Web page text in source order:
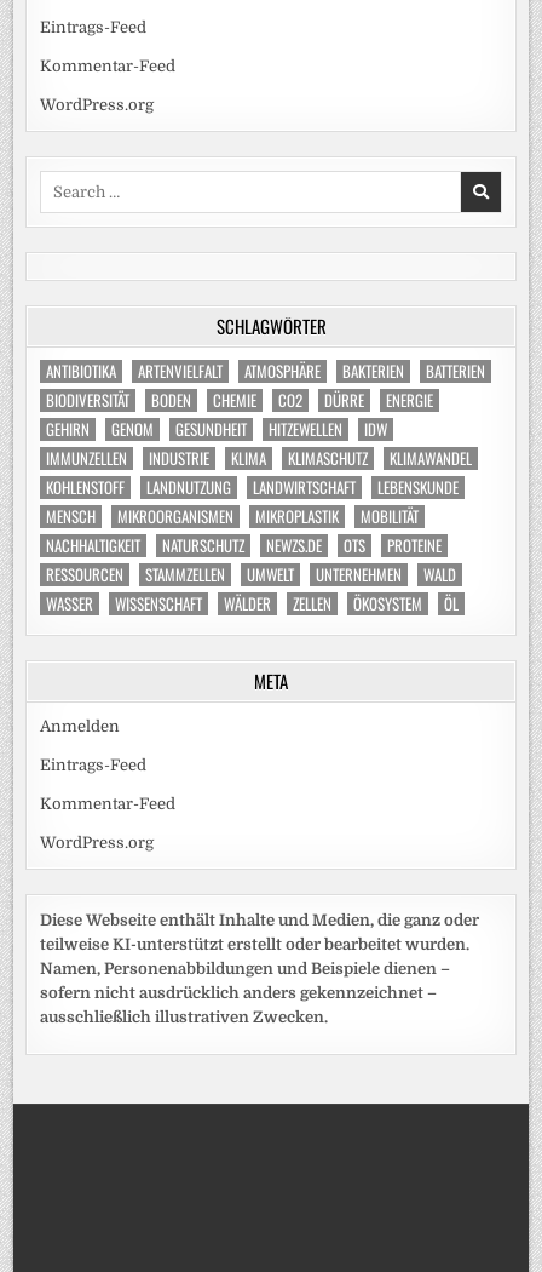
Eintrags-Feed
Kommentar-Feed
WordPress.org
Search
SCHLAGWÖRTER
ANTIBIOTIKA ARTENVIELFALT ATMOSPHÄRE BAKTERIEN
BATTERIEN
BIODIVERSITÄT
BODEN CHEMIE CO2 DÜRRE
ENERGIE
GEHIRN
GENOM GESUNDHEIT HITZEWELLEN
IDW
IMMUNZELLEN
INDUSTRIE KLIMA KLIMASCHUTZ
KLIMAWANDEL
KOHLENSTOFF
LANDNUTZUNG LANDWIRTSCHAFT
LEBENSKUNDE
MENSCH
MIKROORGANISMEN MIKROPLASTIK
MOBILITÄT
NACHHALTIGKEIT
NATURSCHUTZ NEWZS.DE OTS
PROTEINE
RESSOURCEN
STAMMZELLEN UMWELT UNTERNEHMEN
WALD
WASSER
WISSENSCHAFT WÄLDER ZELLEN ÖKOSYSTEM ÖL
META
Anmelden
Eintrags-Feed
Kommentar-Feed
WordPress.org
Diese Webseite enthält Inhalte und Medien, die ganz oder
teilweise KI-unterstützt erstellt oder bearbeitet wurden.
Namen, Personenabbildungen und Beispiele dienen –
sofern nicht ausdrücklich anders gekennzeichnet –
ausschließlich illustrativen Zwecken.